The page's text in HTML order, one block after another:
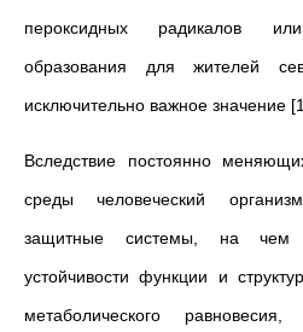
пероксидных радикалов
образования для жителей
исключительно важное значение
Вследствие постоянно
среды человеческий
защитные системы, на чем
устойчивости функции и
метаболического